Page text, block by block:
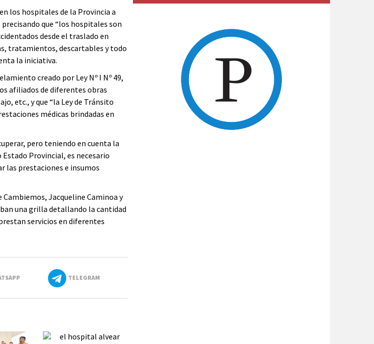
los hospitales de la Provincia a
que “los hospitales son
desde el traslado en
tratamientos, descartables y todo
la iniciativa.
creado por Ley Nº I Nº 49,
afiliados de diferentes obras
etc., y que “la Ley de Tránsito
médicas brindadas en
pero teniendo en cuenta la
Provincial, es necesario
las prestaciones e insumos
Jacqueline Caminoa y
una grilla detallando la cantidad
servicios en diferentes
TELEGRAM